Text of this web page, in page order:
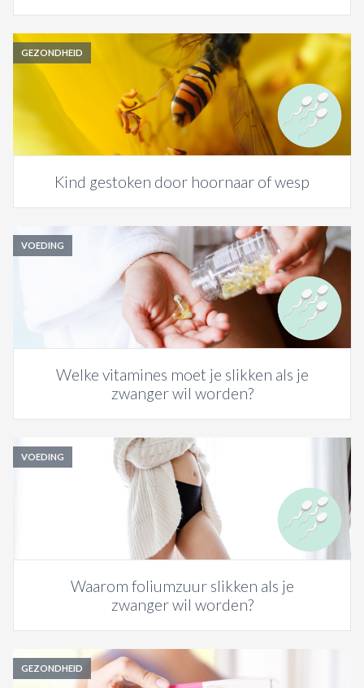
GEZONDHEID
Kind gestoken door hoornaar of wesp
VOEDING
Welke vitamines moet je slikken als je
zwanger wil worden?
VOEDING
Waarom foliumzuur slikken als je
zwanger wil worden?
GEZONDHEID